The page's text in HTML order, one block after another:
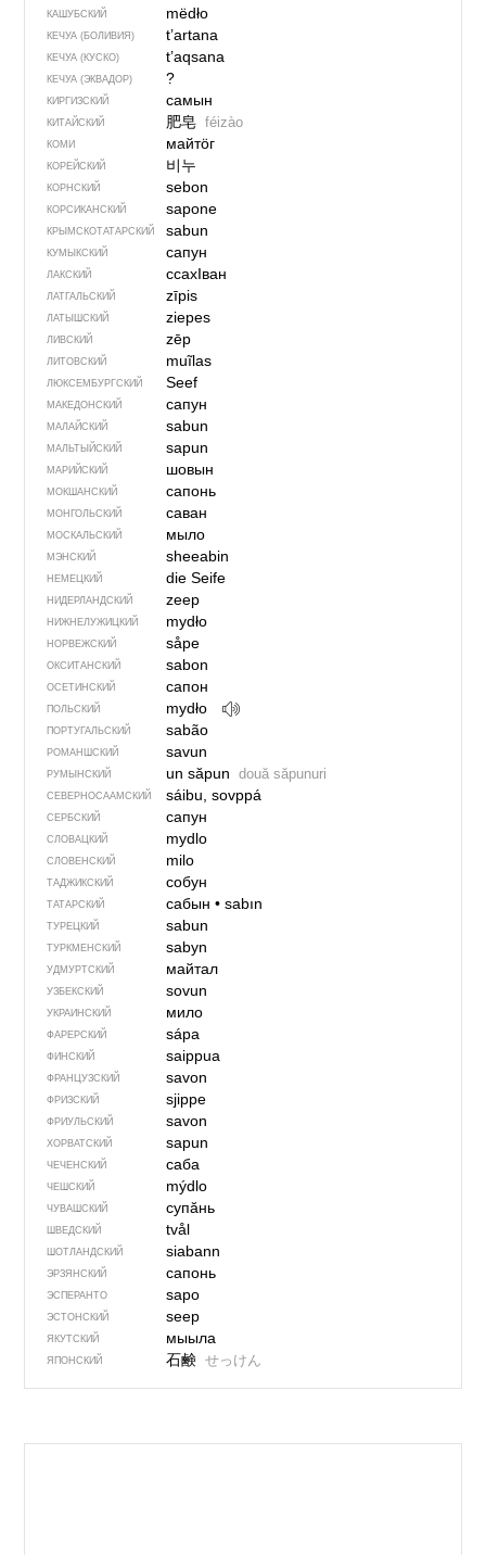
КАШУБСКИЙ mëdło
КЕЧУА (БОЛИВИЯ) t’artana
КЕЧУА (КУСКО) t’aqsana
КЕЧУА (ЭКВАДОР) ?
КИРГИЗСКИЙ самын
КИТАЙСКИЙ 肥皂 féizào
КОМИ майтӧг
КОРЕЙСКИЙ 비누
КОРНСКИЙ sebon
КОРСИКАНСКИЙ sapone
КРЫМСКО­ТАТАРСКИЙ sabun
КУМЫКСКИЙ сапун
ЛАКСКИЙ ссахIван
ЛАТГАЛЬСКИЙ zīpis
ЛАТЫШСКИЙ ziepes
ЛИВСКИЙ zēp
ЛИТОВСКИЙ muĩlas
ЛЮКСЕМБУРГСКИЙ Seef
МАКЕДОНСКИЙ сапун
МАЛАЙСКИЙ sabun
МАЛЬТЫЙСКИЙ sapun
МАРИЙСКИЙ шовын
МОКШАНСКИЙ сапонь
МОНГОЛЬСКИЙ саван
МОСКАЛЬСКИЙ мыло
МЭНСКИЙ sheeabin
НЕМЕЦКИЙ die Seife
НИДЕРЛАНДСКИЙ zeep
НИЖНЕЛУЖИЦКИЙ mydło
НОРВЕЖСКИЙ såpe
ОКСИТАНСКИЙ sabon
ОСЕТИНСКИЙ сапон
ПОЛЬСКИЙ mydło
ПОРТУГАЛЬСКИЙ sabão
РОМАНШСКИЙ savun
РУМЫНСКИЙ un săpun două săpunuri
СЕВЕР­НО­СА­АМ­СКИЙ sáibu, sovppá
СЕРБСКИЙ сапун
СЛОВАЦКИЙ mydlo
СЛОВЕНСКИЙ milo
ТАДЖИКСКИЙ собун
ТАТАРСКИЙ сабын• sabın
ТУРЕЦКИЙ sabun
ТУРКМЕНСКИЙ sabyn
УДМУРТСКИЙ майтал
УЗБЕКСКИЙ sovun
УКРАИНСКИЙ мило
ФАРЕРСКИЙ sápa
ФИНСКИЙ saippua
ФРАНЦУЗСКИЙ savon
ФРИЗСКИЙ sjippe
ФРИУЛЬСКИЙ savon
ХОРВАТСКИЙ sapun
ЧЕЧЕНСКИЙ саба
ЧЕШСКИЙ mýdlo
ЧУВАШСКИЙ супӑнь
ШВЕДСКИЙ tvål
ШОТЛАНДСКИЙ siabann
ЭРЗЯНСКИЙ сапонь
ЭСПЕРАНТО sapo
ЭСТОНСКИЙ seep
ЯКУТСКИЙ мыыла
ЯПОНСКИЙ 石鹸 せっけん